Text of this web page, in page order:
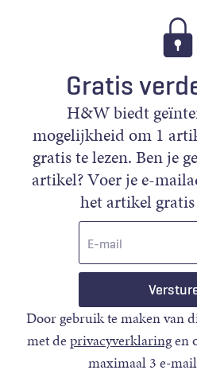
Gratis
H&W biedt
mogelijkheid om 1
gratis te lezen. Ben je
artikel? Voer je e-
het artikel
Door gebruik te maken van
met deprivacyverklaringen
maximaal 3 e-